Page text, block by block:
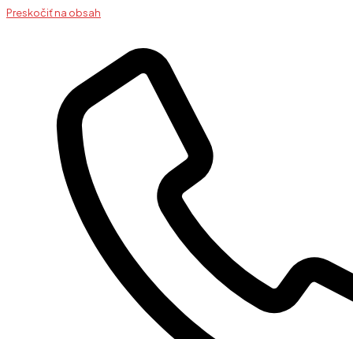
Preskočiť na obsah